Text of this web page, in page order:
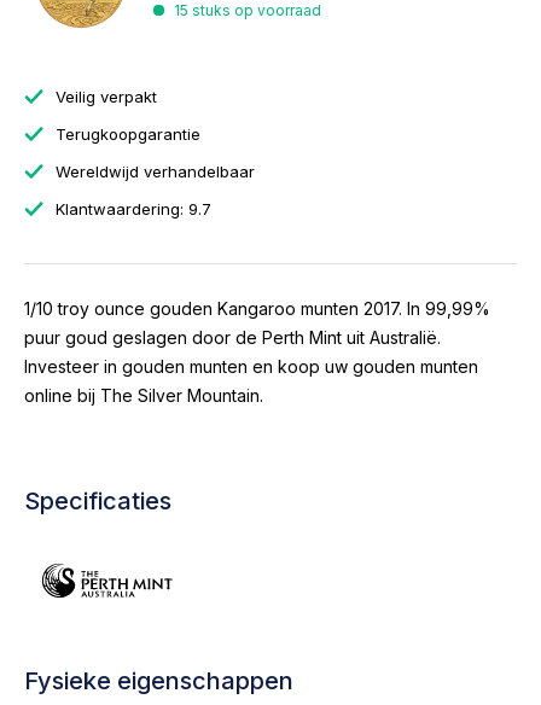
15 stuks op voorraad
Veilig verpakt
Terugkoopgarantie
Wereldwijd verhandelbaar
Klantwaardering: 9.7
1/10 troy ounce gouden Kangaroo munten 2017. In 99,99%
puur goud geslagen door de Perth Mint uit Australië.
Investeer in gouden munten en koop uw gouden munten
online bij The Silver Mountain.
Specificaties
Fysieke eigenschappen